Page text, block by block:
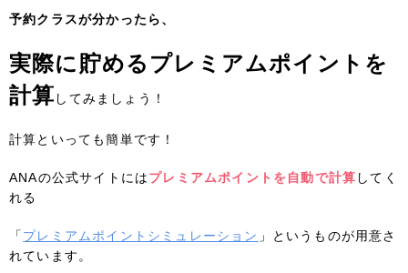
予約クラスが分かったら、
実際に貯めるプレミアムポイントを
計算 してみましょう！
計算といっても簡単です！
ANAの公式サイトにはプレミアムポイントを自動で計算 してく
れる
「プレミアムポイントシミュレーション 」というものが用意さ
れています。